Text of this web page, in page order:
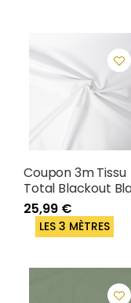
Coupon 3m Tissu
Total Blackout
25,99 €
LES 3 MÈTRES